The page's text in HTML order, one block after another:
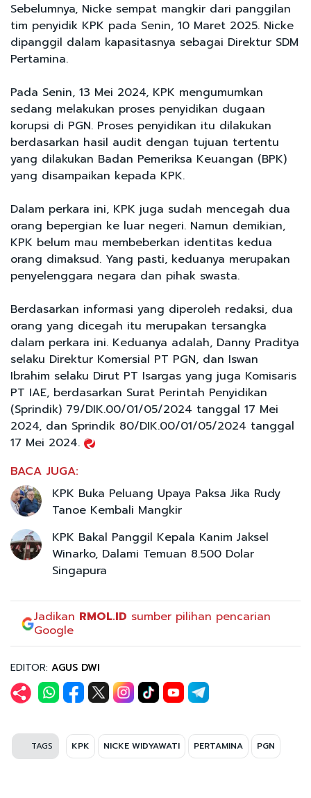
Sebelumnya, Nicke sempat mangkir dari panggilan
tim penyidik KPK pada Senin, 10 Maret 2025. Nicke
dipanggil dalam kapasitasnya sebagai Direktur SDM
Pertamina.
Pada Senin, 13 Mei 2024, KPK mengumumkan
sedang melakukan proses penyidikan dugaan
korupsi di PGN. Proses penyidikan itu dilakukan
berdasarkan hasil audit dengan tujuan tertentu
yang dilakukan Badan Pemeriksa Keuangan (BPK)
yang disampaikan kepada KPK.
Dalam perkara ini, KPK juga sudah mencegah dua
orang bepergian ke luar negeri. Namun demikian,
KPK belum mau membeberkan identitas kedua
orang dimaksud. Yang pasti, keduanya merupakan
penyelenggara negara dan pihak swasta.
Berdasarkan informasi yang diperoleh redaksi, dua
orang yang dicegah itu merupakan tersangka
dalam perkara ini. Keduanya adalah, Danny Praditya
selaku Direktur Komersial PT PGN, dan Iswan
Ibrahim selaku Dirut PT Isargas yang juga Komisaris
PT IAE, berdasarkan Surat Perintah Penyidikan
(Sprindik) 79/DIK.00/01/05/2024 tanggal 17 Mei
2024, dan Sprindik 80/DIK.00/01/05/2024 tanggal
17 Mei 2024.
BACA JUGA:
KPK Buka Peluang Upaya Paksa Jika Rudy
Tanoe Kembali Mangkir
KPK Bakal Panggil Kepala Kanim Jaksel
Winarko, Dalami Temuan 8.500 Dolar
Singapura
Jadikan RMOL.ID sumber pilihan pencarian
Google
EDITOR: AGUS DWI
TAGS KPK NICKE WIDYAWATI PERTAMINA PGN